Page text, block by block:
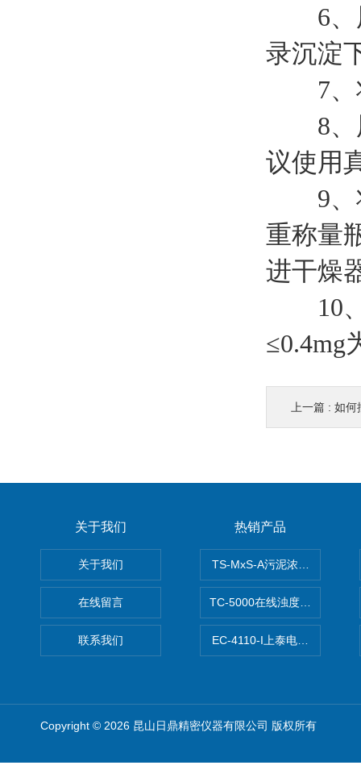
6、用
录沉淀
7、将
8、用
议使用
9、将
重称量
进干燥
10、
≤0.4mg
上一篇 : 如何
关于我们
关于我们
在线留言
联系我们
热销产品
TS-MxS-A污泥浓度计电极
TC-5000在线浊度/悬浮物/污
EC-4110-I上泰电导度计
Copyright © 2026 昆山日鼎精密仪器有限公司 版权所有